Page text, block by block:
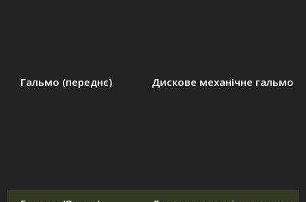
Гальмо (переднє) Дискове механічне гальмо